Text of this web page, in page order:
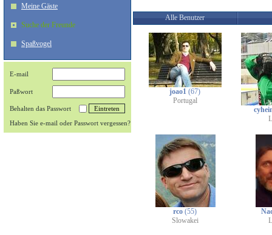
Meine Gäste
Suche der Freunde
Spaßvogel
E-mail
Paßwort
Behalten das Passwort
Haben Sie e-mail oder Passwort vergessen?
Alle Benutzer
joao1 (67)
Portugal
rco (55)
Slowakei